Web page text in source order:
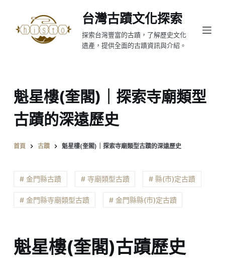
至
台灣古蹟文化探索
探索台灣豐富的古蹟，了解歷史文化
遺產，提供全面的古蹟資訊與介紹。
魁星樓(奎閣)｜探索寺廟類型
古蹟的深遠歷史
首頁 古蹟 魁星樓(奎閣)｜探索寺廟類型古蹟的深遠歷史
# 金門縣古蹟 # 寺廟類型古蹟 # 縣(市)定古蹟
# 金門縣寺廟類型古蹟 # 金門縣縣(市)定古蹟
魁星樓(奎閣)古蹟歷史